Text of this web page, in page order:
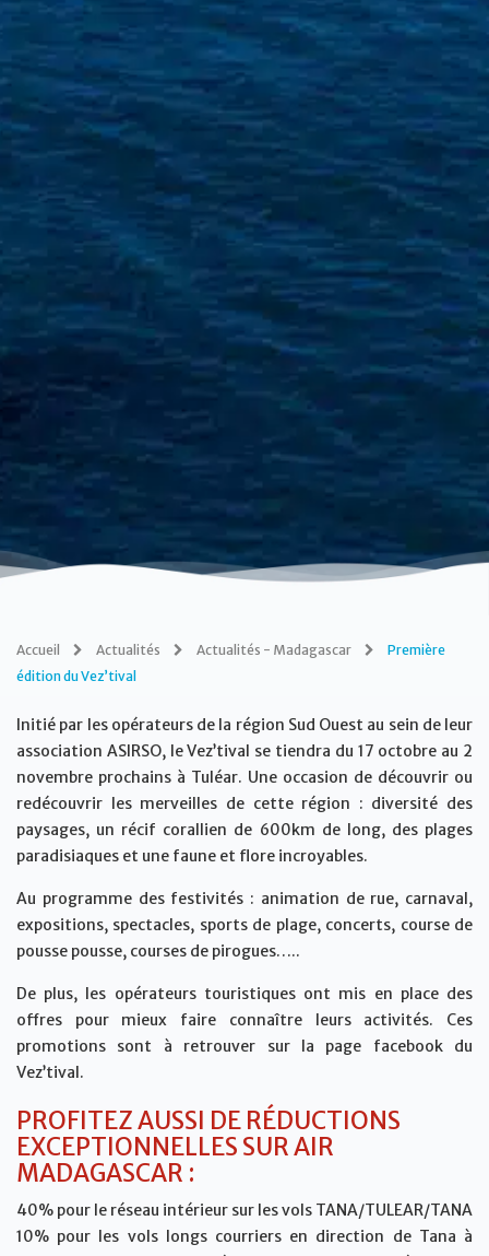
Accueil Actualités Actualités - Madagascar
Première
édition du Vez’tival
Initié par les opérateurs de la région Sud Ouest au sein de leur
association ASIRSO, le Vez’tival se tiendra du 17 octobre au 2
novembre prochains à Tuléar. Une occasion de découvrir ou
redécouvrir les merveilles de cette région : diversité des
paysages, un récif corallien de 600km de long, des plages
paradisiaques et une faune et flore incroyables.
Au programme des festivités : animation de rue, carnaval,
expositions, spectacles, sports de plage, concerts, course de
pousse pousse, courses de pirogues…..
De plus, les opérateurs touristiques ont mis en place des
offres pour mieux faire connaître leurs activités. Ces
promotions sont à retrouver sur la page facebook du
Vez’tival.
PROFITEZ AUSSI DE RÉDUCTIONS
EXCEPTIONNELLES SUR AIR
MADAGASCAR :
40% pour le réseau intérieur sur les vols TANA/TULEAR/TANA
10% pour les vols longs courriers en direction de Tana à